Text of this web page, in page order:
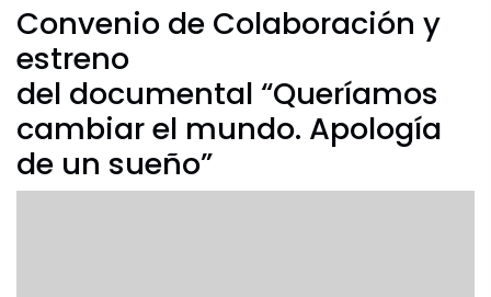
Agenda Cultural
Archivo Fotográfico y Documental
Convenio de Colaboración y
estreno
del documental “Queríamos
cambiar el mundo. Apología
de un sueño”